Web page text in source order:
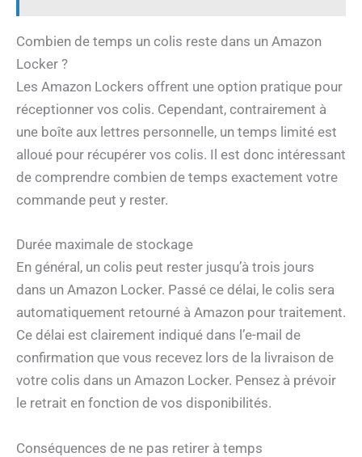
Combien de temps un colis reste dans un Amazon
Locker ?
Les Amazon Lockers offrent une option pratique pour
réceptionner vos colis. Cependant, contrairement à
une boîte aux lettres personnelle, un temps limité est
alloué pour récupérer vos colis. Il est donc intéressant
de comprendre combien de temps exactement votre
commande peut y rester.
Durée maximale de stockage
En général, un colis peut rester jusqu’à trois jours
dans un Amazon Locker. Passé ce délai, le colis sera
automatiquement retourné à Amazon pour traitement.
Ce délai est clairement indiqué dans l’e-mail de
confirmation que vous recevez lors de la livraison de
votre colis dans un Amazon Locker. Pensez à prévoir
le retrait en fonction de vos disponibilités.
Conséquences de ne pas retirer à temps